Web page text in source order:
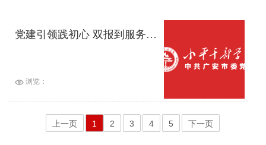
党建引领践初心 双报到服务暖民心 ——小平干部学院以实践推动机关党建提质增效
浏览：
上一页 1 2 3 4 5 下一页